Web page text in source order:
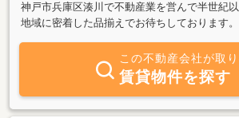
神戸市兵庫区湊川で不動産業を営んで半世紀
地域に密着した品揃えでお待ちしております。
この不動産会社が取り
賃貸物件を探す